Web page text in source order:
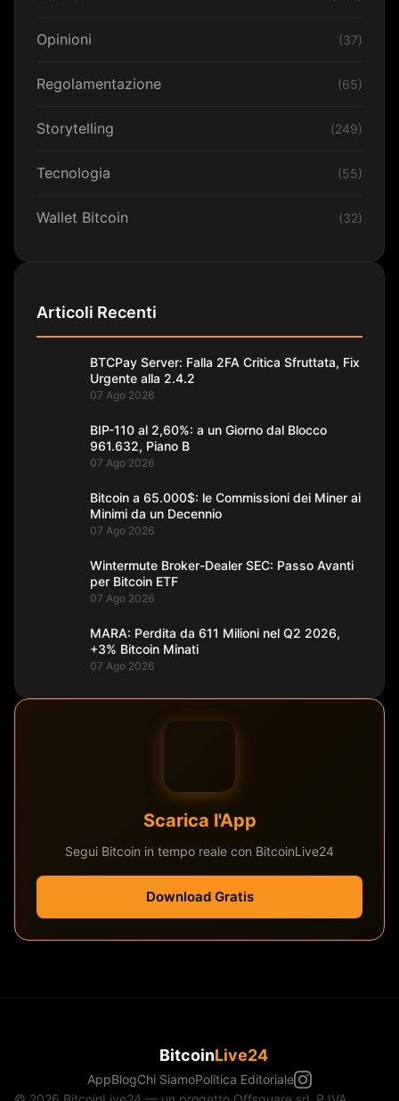
Opinioni (37)
Regolamentazione (65)
Storytelling (249)
Tecnologia (55)
Wallet Bitcoin (32)
Articoli Recenti
BTCPay Server: Falla 2FA Critica Sfruttata, Fix
Urgente alla 2.4.2
07 Ago 2026
BIP-110 al 2,60%: a un Giorno dal Blocco
961.632, Piano B
07 Ago 2026
Bitcoin a 65.000$: le Commissioni dei Miner ai
Minimi da un Decennio
07 Ago 2026
Wintermute Broker-Dealer SEC: Passo Avanti
per Bitcoin ETF
07 Ago 2026
MARA: Perdita da 611 Milioni nel Q2 2026,
+3% Bitcoin Minati
07 Ago 2026
Scarica l'App
Segui Bitcoin in tempo reale con BitcoinLive24
Download Gratis
BitcoinLive24
AppBlogChi SiamoPolitica Editoriale